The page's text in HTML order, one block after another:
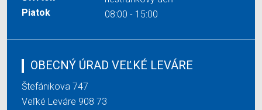
Piatok
08:00 - 15:00
OBECNÝ ÚRAD VEĽKÉ LEVÁRE
Štefánikova 747
Veľké Leváre 908 73